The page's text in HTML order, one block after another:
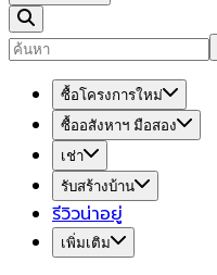
ซื้อโครงการใหม่
ซื้ออสังหาฯ มือสอง
เช่า
รับสร้างบ้าน
รีวิวน่าอยู่
เพิ่มเติม